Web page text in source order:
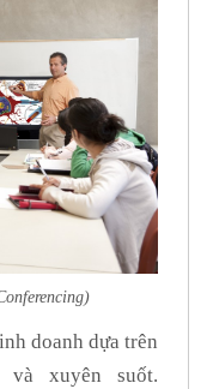
doanh dựa trên
xuyên suốt.